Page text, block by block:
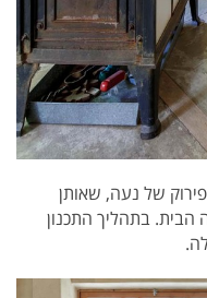
של נעה, שאותן
הבית. בתהליך התכנון